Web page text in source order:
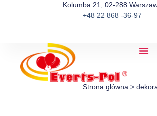
Kolumba 21, 02-288
+48 22 868 -36-97
Strona główna >